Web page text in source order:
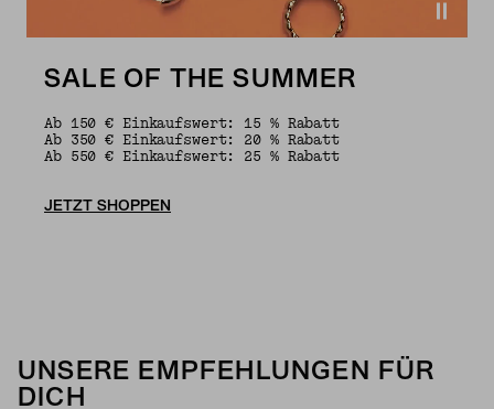
SALE OF THE SUMMER
Ab 150 € Einkaufswert: 15 % Rabatt
Ab 350 € Einkaufswert: 20 % Rabatt
Ab 550 € Einkaufswert: 25 % Rabatt
JETZT SHOPPEN
UNSERE EMPFEHLUNGEN FÜR
DICH